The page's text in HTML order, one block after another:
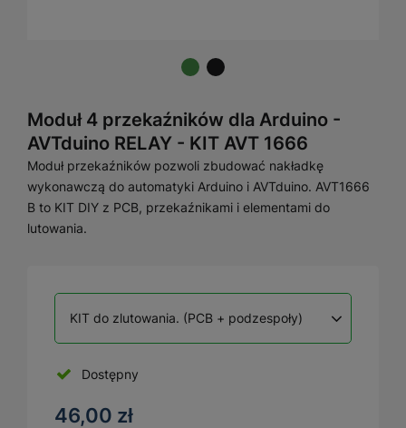
Moduł 4 przekaźników dla Arduino -
AVTduino RELAY - KIT AVT 1666
Moduł przekaźników pozwoli zbudować nakładkę
wykonawczą do automatyki Arduino i AVTduino. AVT1666
B to KIT DIY z PCB, przekaźnikami i elementami do
lutowania.
KIT do zlutowania. (PCB + podzespoły)
Dostępny
46,00 zł